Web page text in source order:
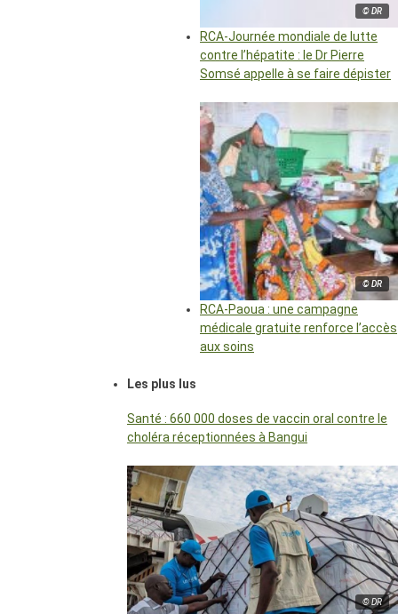
© DR
RCA-Journée mondiale de lutte
contre l’hépatite : le Dr Pierre
Somsé appelle à se faire dépister
© DR
RCA-Paoua : une campagne
médicale gratuite renforce l’accès
aux soins
Les plus lus
Santé : 660 000 doses de vaccin oral contre le
choléra réceptionnées à Bangui
© DR